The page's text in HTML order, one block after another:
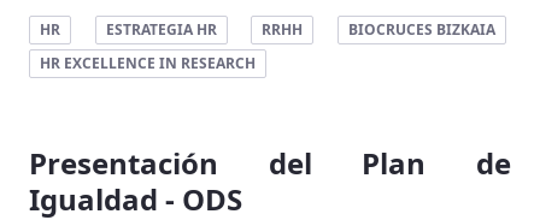
HR ESTRATEGIA HR RRHH
BIOCRUCES BIZKAIA
HR EXCELLENCE IN RESEARCH
Presentación del Plan de
Igualdad - ODS